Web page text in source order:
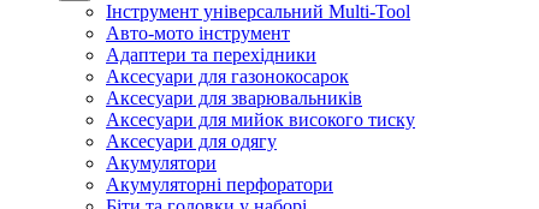
Інструмент універсальний Multi-Tool
Авто-мото інструмент
Адаптери та перехідники
Аксесуари для газонокосарок
Аксесуари для зварювальників
Аксесуари для мийок високого тиску
Аксесуари для одягу
Акумулятори
Акумуляторні перфоратори